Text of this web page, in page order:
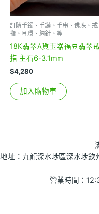
訂購手鐲、手鏈、手串、佛珠、戒
指、耳環、胸針、等
18K翡翠A貨玉器福豆翡翠
指 主石6-3.1mm
$4,280
加入購物車
地址：九龍深水埗區深水埗
營業時間：